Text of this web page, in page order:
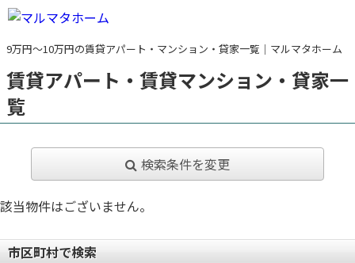
9万円～10万円の賃貸アパート・マンション・貸家一覧｜マルマタホーム
賃貸アパート・賃貸マンション・貸家一
覧
検索条件を変更
該当物件はございません。
市区町村で検索